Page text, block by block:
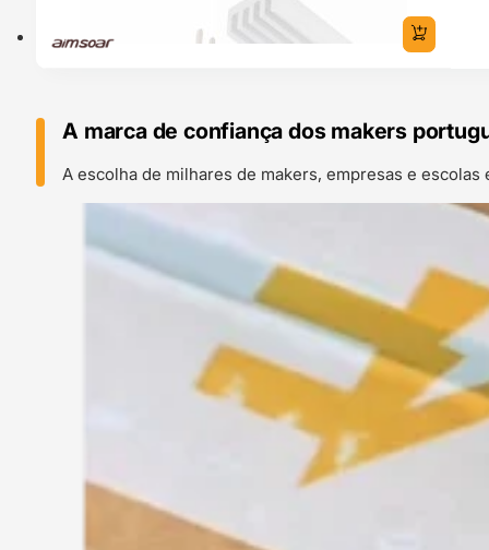
A marca de confiança dos makers
A escolha de milhares de makers, empresas e escolas